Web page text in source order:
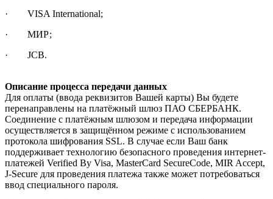
· VISA International;
· МИР;
· JCB.
Описание процесса передачи данных
Для оплаты (ввода реквизитов Вашей карты) Вы будете
перенаправлены на платёжный шлюз ПАО СБЕРБАНК.
Соединение с платёжным шлюзом и передача информации
осуществляется в защищённом режиме с использованием
протокола шифрования SSL. В случае если Ваш банк
поддерживает технологию безопасного проведения интернет-
платежей Verified By Visa, MasterCard SecureCode, MIR Accept,
J-Secure для проведения платежа также может потребоваться
ввод специального пароля.